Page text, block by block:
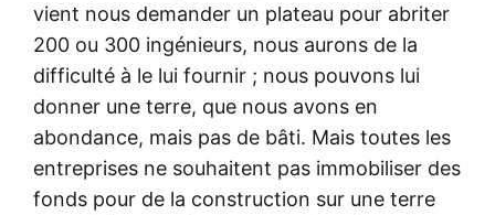
vient nous demander un plateau pour abriter
200 ou 300 ingénieurs, nous aurons de la
difficulté à le lui fournir ; nous pouvons lui
donner une terre, que nous avons en
abondance, mais pas de bâti. Mais toutes les
entreprises ne souhaitent pas immobiliser des
fonds pour de la construction sur une terre